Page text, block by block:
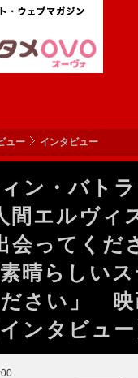
ュー インタビュー
ン・バト
間エルヴィ
会ってくだ
晴らしいス
さい」 映
ンタビュー